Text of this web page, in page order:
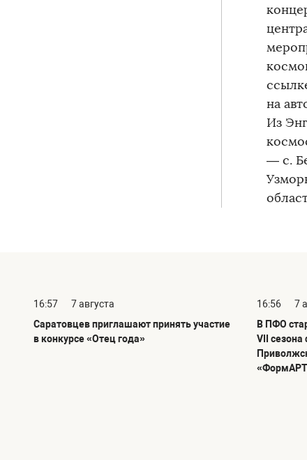
на
Из
— с.
16:57
7 августа
Саратовцев приглашают принять участие
в конкурсе «Отец года»
16:56
7
В ПФО
VII сезона